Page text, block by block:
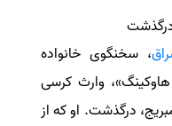
، سخنگوی خانواده
وارث کرسی
درگذشت. او که از